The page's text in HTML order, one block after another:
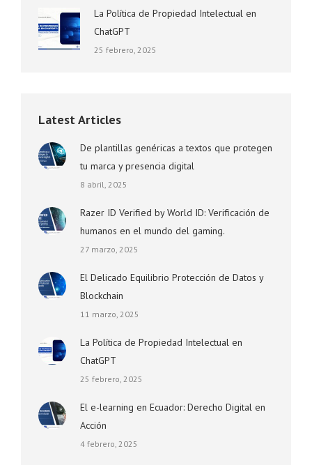
La Política de Propiedad Intelectual en
ChatGPT
25 febrero, 2025
Latest Articles
De plantillas genéricas a textos que protegen
tu marca y presencia digital
8 abril, 2025
Razer ID Verified by World ID: Verificación de
humanos en el mundo del gaming.
27 marzo, 2025
El Delicado Equilibrio Protección de Datos y
Blockchain
11 marzo, 2025
La Política de Propiedad Intelectual en
ChatGPT
25 febrero, 2025
El e-learning en Ecuador: Derecho Digital en
Acción
4 febrero, 2025